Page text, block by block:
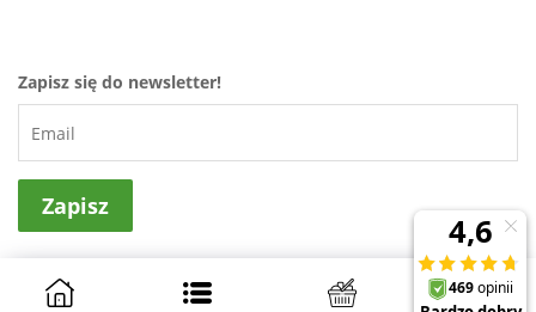
Zapisz się do newsletter!
Projekt i wykonanie NovaPoint - sklepy internetowe